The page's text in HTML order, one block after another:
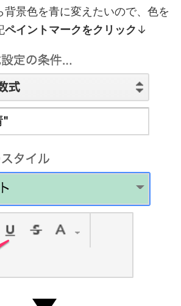
背景色を青に変えたいので、色を
ペイントマークをクリック ↓